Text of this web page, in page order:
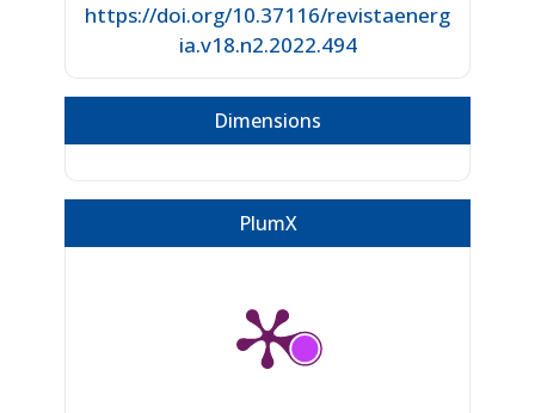
https://doi.org/10.37116/revistaenerg
ia.v18.n2.2022.494
Dimensions
PlumX